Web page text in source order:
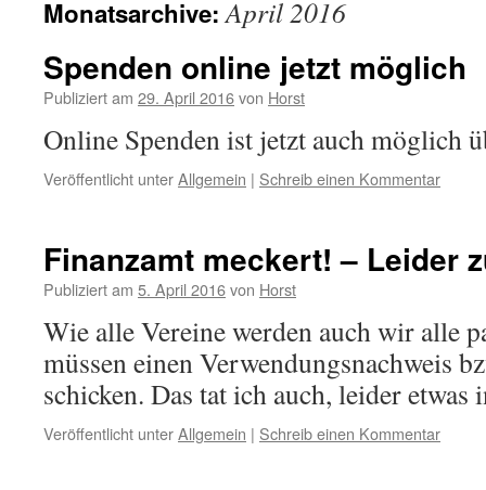
Monatsarchive:April 2016
Spenden online jetzt möglich
Publiziert am 29. April 2016von Horst
Online Spenden ist jetzt auch möglich
Veröffentlicht unterAllgemein | Schreib einen Kommentar
Finanzamt meckert! – Leider
Publiziert am 5. April 2016von Horst
Wie alle Vereine werden auch wir alle
müssen einen Verwendungsnachweis
schicken. Das tat ich auch, leider etwas
Veröffentlicht unterAllgemein | Schreib einen Kommentar